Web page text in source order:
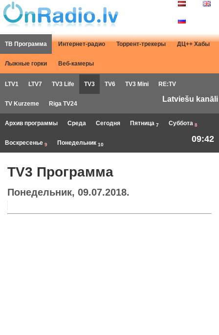
ТВ Программа Интернет-радио Торрент-трекеры ДЦ++ Хабы
Лыжные горки Веб-камеры
LTV1 LTV7 TV3 Life TV3 TV6 TV3 Mini RE:TV
TV Kurzeme Riga TV24
Latviešu kanāli
Архив программы Среда Сегодня Пятница 7 Суббота 8
Воскресенье 9 Понедельник 10
09:42
TV3 Программа
Понедельник, 09.07.2018.